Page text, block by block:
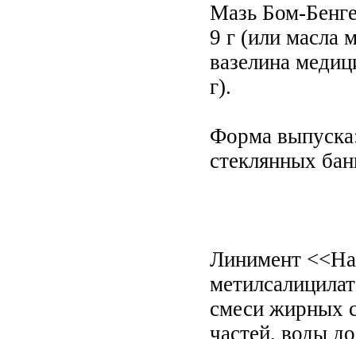
Мазь Бом-
9 г (или масла
вазелина
г).
Форма
стеклянных
Линимент
смеси жирных
частей, воды